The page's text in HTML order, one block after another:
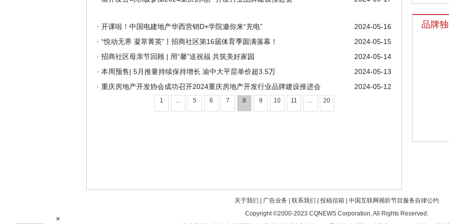
×
· 开课啦！中国电建地产华西营销D+学院邀你来“充电”
2024-05-16
· “悦动无界 凝萃菁英”丨招商社区第16届体育季圆满落幕！
2024-05-15
· 招商社区母亲节回顾 | 用“馨”送祝福 共筑美好家园
2024-05-14
· 本周预售| 5月推量持续保持增长 渝中大平层单价超3.5万
2024-05-13
· 重庆房地产开发协会成功召开2024重庆房地产开发行业品牌建设推进会 2024-05-12
1 ... 5 6 7 8 9 10 11 ... 20
品牌
关于我们 广告业务 联系我们 投稿信箱
中国互联网视听节目服务自律公约
Copyright ©2000-2023 CQNEWS Corporation, All Rights Reserved.